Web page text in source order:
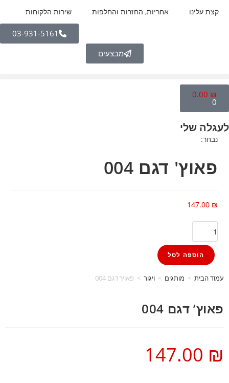
קצת עלינו אחריות, החזרות והחלפות שירות הלקוחות
03-931-5161
מבצעים
0.00 ₪
0
לעגלה שלי
נבחר:
פאוץ' דגם 004
147.00 ₪
הוספה לסל
עמוד הבית > מותגים > ויגור > פאוץ’ דגם 004
פאוץ’ דגם 004
147.00 ₪